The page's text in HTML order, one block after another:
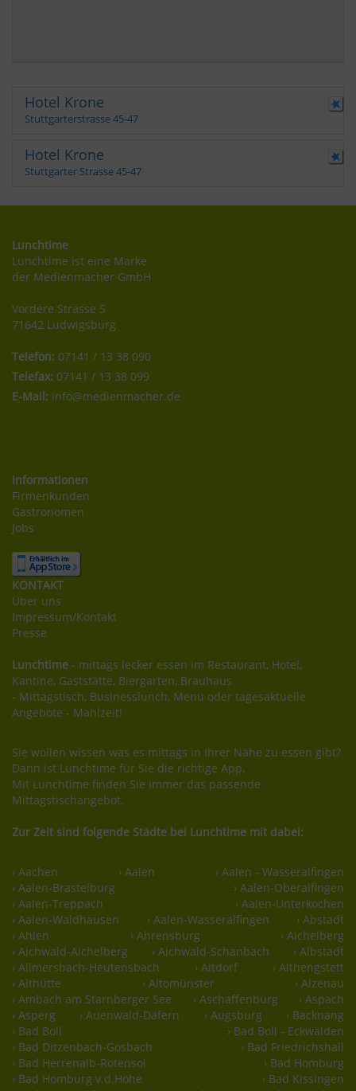
Hotel Krone
Stuttgarterstrasse 45-47
Hotel Krone
Stuttgarter Strasse 45-47
Lunchtime
Lunchtime ist eine Marke
der Medienmacher GmbH
Vordere Strasse 5
71642 Ludwigsburg
Telefon: 07141 / 13 38 090
Telefax: 07141 / 13 38 099
E-Mail: info@medienmacher.de
Informationen
Firmenkunden
Gastronomen
Jobs
KONTAKT
Über uns
Impressum/Kontakt
Presse
Lunchtime - mittags lecker essen im Restaurant, Hotel,
Kantine, Gaststätte, Biergarten, Brauhaus
- Mittagstisch, Businesslunch, Menü oder tagesaktuelle
Angebote - Mahlzeit!
Sie wollen wissen was es mittags in Ihrer Nähe zu essen gibt?
Dann ist Lunchtime für Sie die richtige App.
Mit Lunchtime finden Sie immer das passende
Mittagstischangebot.
Zur Zeit sind folgende Städte bei Lunchtime mit dabei:
› Aachen › Aalen
› Aalen - Wasseralfingen
› Aalen-Brastelburg
› Aalen-Oberalfingen
› Aalen-Treppach
› Aalen-Unterkochen
› Aalen-Waldhausen
› Aalen-Wasseralfingen
› Abstadt
› Ahlen
› Ahrensburg
› Aichelberg
› Aichwald-Aichelberg
› Aichwald-Schanbach
› Albstadt
› Allmersbach-Heutensbach
› Altdorf
› Althengstett
› Althütte
› Altomünster
› Alzenau
› Ambach am Starnberger See
› Aschaffenburg
› Aspach
› Asperg
› Auenwald-Däfern › Augsburg
› Backnang
› Bad Boll
› Bad Boll - Eckwälden
› Bad Ditzenbach-Gosbach
› Bad Friedrichshall
› Bad Herrenalb-Rotensol
› Bad Homburg
› Bad Homburg v.d.Höhe
› Bad Kissingen